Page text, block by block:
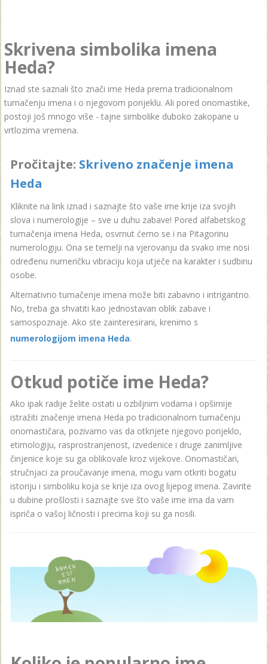
Skrivena simbolika imena
Heda?
Iznad ste saznali što znači ime Heda prema tradicionalnom
tumačenju imena i o njegovom porijeklu. Ali pored onomastike,
postoji još mnogo više - tajne simbolike duboko zakopane u
vrtlozima vremena.
Pročitajte: Skriveno značenje imena
Heda
Kliknite na link iznad i saznajte što vaše ime krije iza svojih
slova i numerologije – sve u duhu zabave! Pored alfabetskog
tumačenja imena Heda, osvrnut ćemo se i na Pitagorinu
numerologiju. Ona se temelji na vjerovanju da svako ime nosi
određenu numeričku vibraciju koja utječe na karakter i sudbinu
osobe.
Alternativno tumačenje imena može biti zabavno i intrigantno.
No, treba ga shvatiti kao jednostavan oblik zabave i
samospoznaje. Ako ste zainteresirani, krenimo s
numerologijom imena Heda.
Otkud potiče ime Heda?
Ako ipak radije želite ostati u ozbiljnim vodama i opširnije
istražiti značenje imena Heda po tradicionalnom tumačenju
onomastičara, pozivamo vas da otkrijete njegovo porijeklo,
etimologiju, rasprostranjenost, izvedenice i druge zanimljive
činjenice koje su ga oblikovale kroz vijekove. Onomastičari,
stručnjaci za proučavanje imena, mogu vam otkriti bogatu
istoriju i simboliku koja se krije iza ovog lijepog imena. Zavirite
u dubine prošlosti i saznajte sve što vaše ime ima da vam
ispriča o vašoj ličnosti i precima koji su ga nosili.